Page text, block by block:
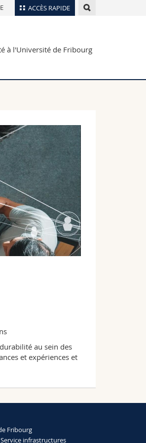
ACCÈS RAPIDE
d'accès
à l'Université de Fribourg
au sein des
et expériences et
Fribourg
infrastructures